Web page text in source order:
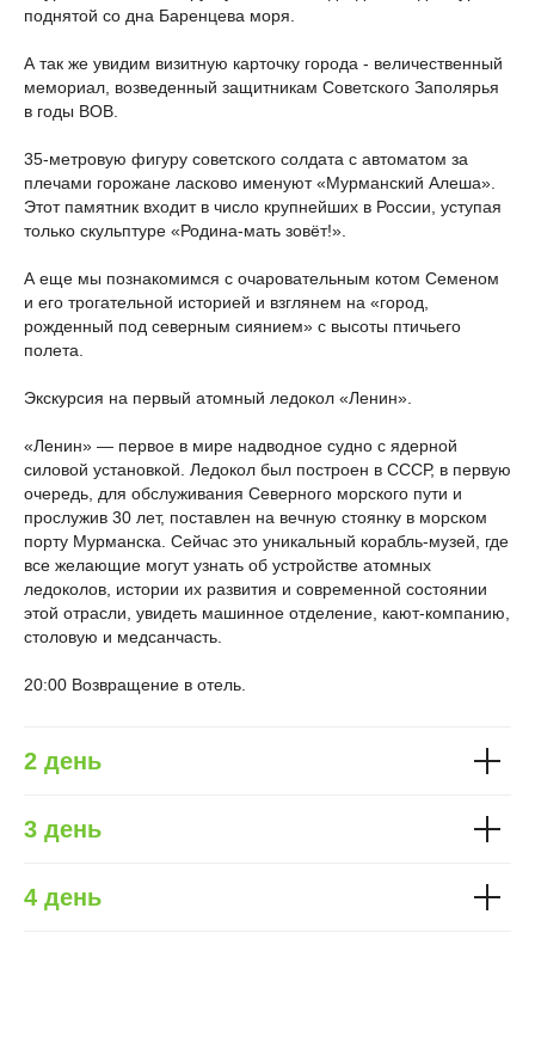
поднятой со дна Баренцева моря.
А так же увидим визитную карточку города - величественный
мемориал, возведенный защитникам Советского Заполярья
в годы ВОВ.
35-метровую фигуру советского солдата с автоматом за
плечами горожане ласково именуют «Мурманский Алеша».
Этот памятник входит в число крупнейших в России, уступая
только скульптуре «Родина-мать зовёт!».
А еще мы познакомимся с очаровательным котом Семеном
и его трогательной историей и взглянем на «город,
рожденный под северным сиянием» с высоты птичьего
полета.
Экскурсия на первый атомный ледокол «Ленин».
«Ленин» — первое в мире надводное судно с ядерной
силовой установкой. Ледокол был построен в СССР, в первую
очередь, для обслуживания Северного морского пути и
прослужив 30 лет, поставлен на вечную стоянку в морском
порту Мурманска. Сейчас это уникальный корабль-музей, где
все желающие могут узнать об устройстве атомных
ледоколов, истории их развития и современной состоянии
этой отрасли, увидеть машинное отделение, кают-компанию,
столовую и медсанчасть.
20:00 Возвращение в отель.
2 день
3 день
4 день